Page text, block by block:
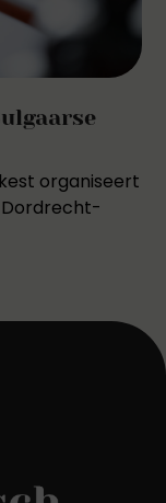
organiseert